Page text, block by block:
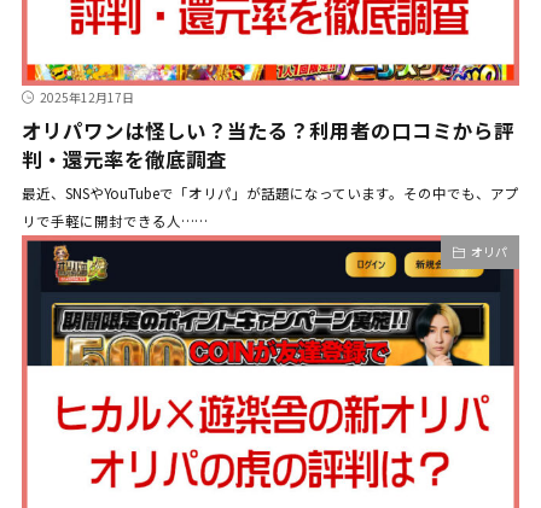
2025年12月17日
オリパワンは怪しい？当たる？利用者の口コミから評
判・還元率を徹底調査
最近、SNSやYouTubeで「オリパ」が話題になっています。その中でも、アプ
リで手軽に開封できる人……
オリパ